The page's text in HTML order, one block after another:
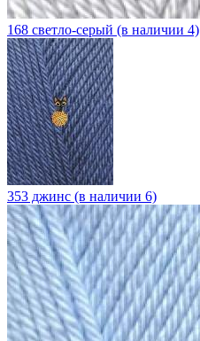
168 светло-серый (в наличии 4)
353 джинс (в наличии 6)